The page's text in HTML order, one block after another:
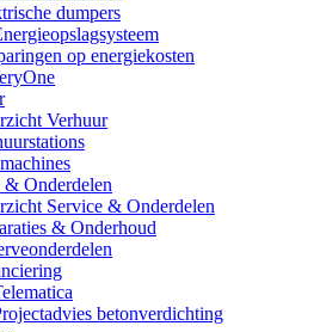
dumpers
op energiekosten
Verhuur
& Onderdelen
Service & Onderdelen
& Onderhoud
betonverdichting